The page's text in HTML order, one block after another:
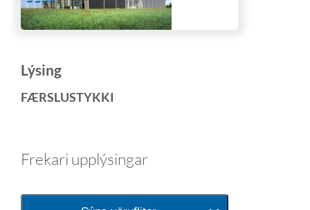
Lýsing
FÆRSLUSTYKKI
Frekari upplýsingar